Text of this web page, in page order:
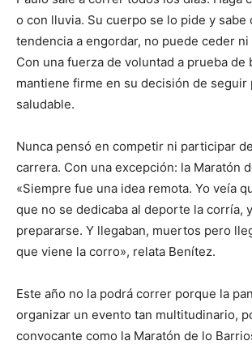
o con lluvia. Su cuerpo se lo pide y sabe
tendencia a engordar, no puede ceder
Con una fuerza de voluntad a prueba de
mantiene firme en su decisión de seguir
saludable.
Nunca pensó en competir ni participar
carrera. Con una excepción: la Maratón
«Siempre fue una idea remota. Yo veía
que no se dedicaba al deporte la corría,
prepararse. Y llegaban, muertos pero
que viene la corro», relata Benítez.
Este año no la podrá correr porque la
organizar un evento tan multitudinario,
convocante como la Maratón de lo